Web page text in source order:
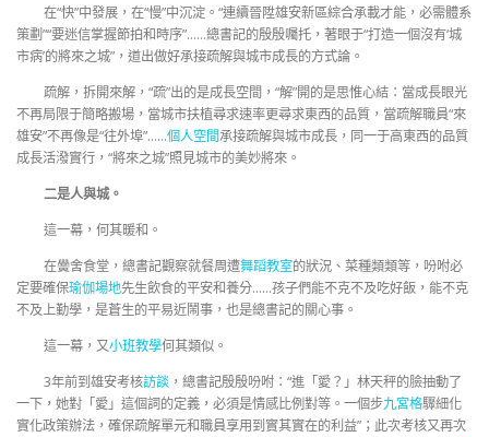
在“快”中發展，在“慢”中沉淀。“連續晉陞雄安新區綜合承載才能，必需體系
策劃”“要迷信掌握節拍和時序”……總書記的殷殷囑托，著眼于“打造一個沒有‘城
市病’的將來之城”，道出做好承接疏解與城市成長的方式論。
疏解，拆開來解，“疏”出的是成長空間，“解”開的是思惟心結：當成長眼光
不再局限于簡略搬場，當城市扶植尋求速率更尋求東西的品質，當疏解職員“來
雄安”不再像是“往外埠”……個人空間承接疏解與城市成長，同一于高東西的品質
成長活潑實行，“將來之城”照見城市的美妙將來。
二是人與城。
這一幕，何其暖和。
在黌舍食堂，總書記觀察就餐周遭舞蹈教室的狀況、菜種類類等，吩咐必
定要確保瑜伽場地先生飲食的平安和養分……孩子們能不克不及吃好飯，能不克
不及上勤學，是蒼生的平易近鬧事，也是總書記的關心事。
這一幕，又小班教學何其類似。
3年前到雄安考核訪談，總書記殷殷吩咐：“進「愛？」林天秤的臉抽動了
一下，她對「愛」這個詞的定義，必須是情感比例對等。一個步九宮格驟細化
實化政策辦法，確保疏解單元和職員享用到實其實在的利益”；此次考核又再次